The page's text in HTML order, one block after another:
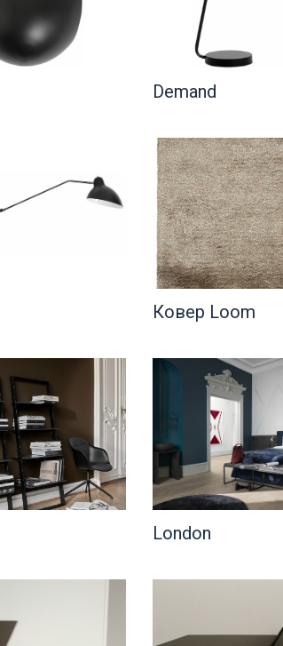
Demand
Ковер Loom
London